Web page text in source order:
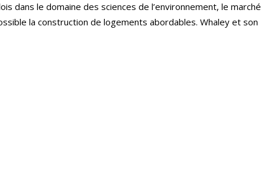
dans le domaine des sciences de l’environnement, le marché
la construction de logements abordables. Whaley et son